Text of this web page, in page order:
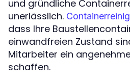
und gründliche
unerlässlich.
dass Ihre
einwandfreien Zustand
Mitarbeiter ein
schaffen.